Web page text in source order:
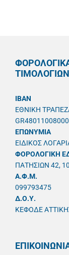
ΤΙΜΟΛΟΓΙΩΝ
IBAN
ΕΘΝΙΚΗ
ΕΠΩΝΥΜΙΑ
ΕΙΔΙΚΟΣ
ΦΟΡΟΛΟΓΙΚΗ
ΠΑΤΗΣΙΩΝ 42,
A.Φ.Μ.
099793475
Δ.Ο.Υ.
ΚΕΦΟΔΕ